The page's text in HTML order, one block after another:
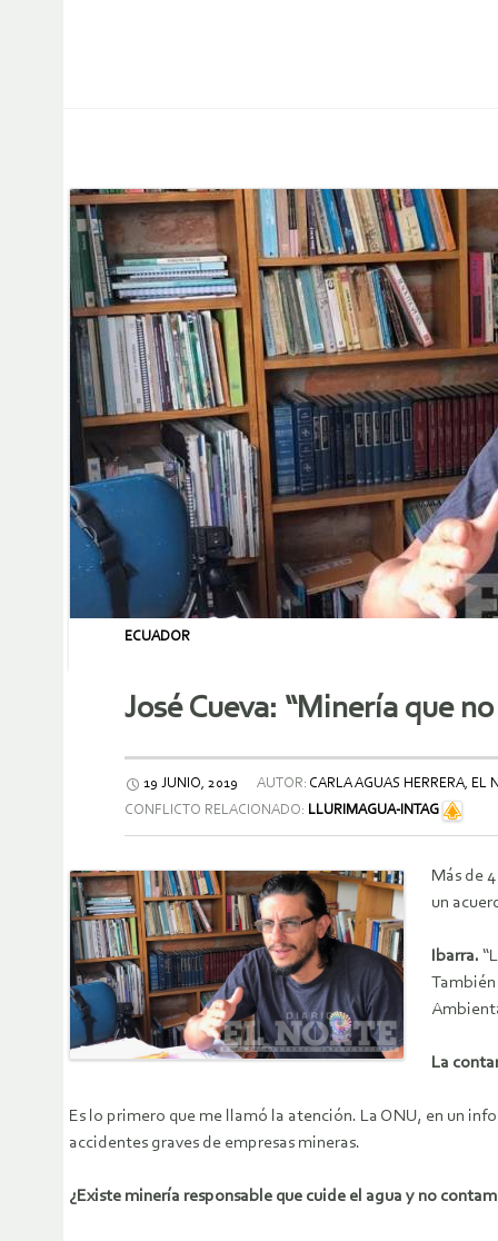
ECUADOR
José Cueva: “Minería que
19 JUNIO, 2019 AUTOR: CARLA AGUAS HERRERA, EL
CONFLICTO RELACIONADO: LLURIMAGUA-INTAG
Más de
un
Ibarra.
La
Es lo primero que me llamó la atención. La ONU, en un
accidentes graves de empresas mineras.
¿Existe minería responsable que cuide el agua y no